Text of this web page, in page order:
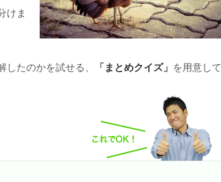
けま
たのかを試せる、 「まとめクイズ」
を用意して